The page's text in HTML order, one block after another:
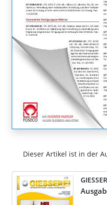
Dieser Artikel ist in der